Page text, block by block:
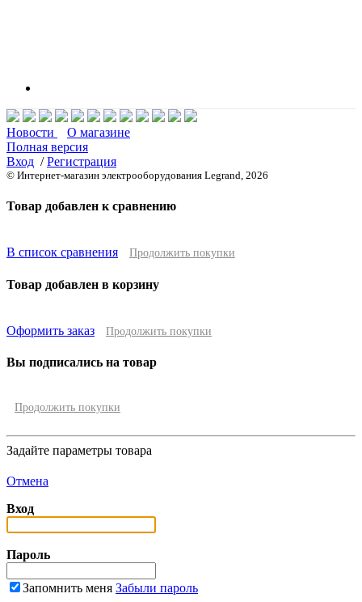
Новости
О магазине
Полная версия
Вход /Регистрация
© Интернет-магазин электрооборудования Legrand, 2026
Товар добавлен к сравнению
В список сравнения Продолжить покупки
Товар добавлен в корзину
Оформить заказ Продолжить покупки
Вы подписались на товар
Продолжить покупки
Задайте параметры товара
Отмена
Вход
Пароль
Запомнить меня Забыли пароль